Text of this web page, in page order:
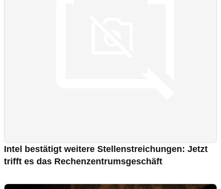
Intel bestätigt weitere Stellenstreichungen: Jetzt
trifft es das Rechenzentrumsgeschäft